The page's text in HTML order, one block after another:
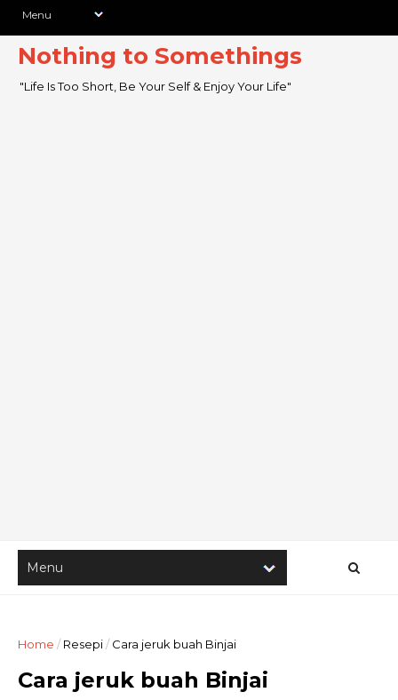
Nothing to Somethings
"Life Is Too Short, Be Your Self & Enjoy Your Life"
Home / Resepi/ Cara jeruk buah Binjai
Cara jeruk buah Binjai